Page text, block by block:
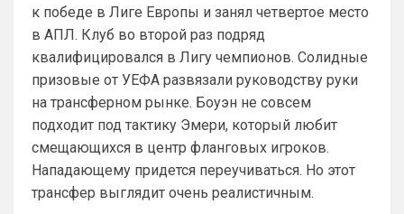
к победе в Лиге Европы и занял четвертое место
в АПЛ. Клуб во второй раз подряд
квалифицировался в Лигу чемпионов. Солидные
призовые от УЕФА развязали руководству руки
на трансферном рынке. Боуэн не совсем
подходит под тактику Эмери, который любит
смещающихся в центр фланговых игроков.
Нападающему придется переучиваться. Но этот
трансфер выглядит очень реалистичным.
Канонир • 20:28
Ответ для Аристократ
Как там дела с трансфером Роджерса ?Или
Винисиуса ?Может есть успехи в
подписании Альвареса ?)Я смотрю Арсенал
прям магн
и слава богу, что ни одного из них не
взяли. Винисиуса лишь, наверное ты
хочешь получить, надеюсь в Челси
такой бредовой идеей не страдают. Что
касается Роджерса, то сумма трансфера
и сам футболист, явно переоценен,
поэтому не потеря. Поверь, товарищ, все